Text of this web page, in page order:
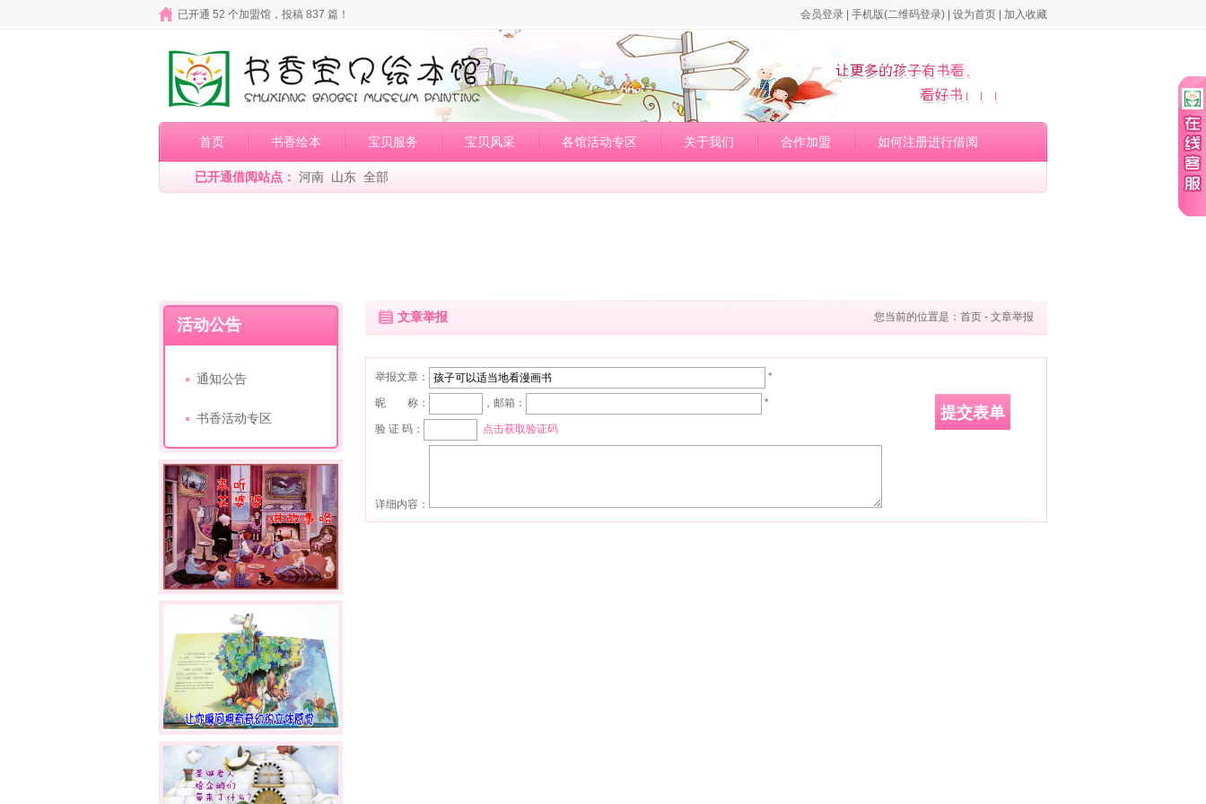
会员登录 手机版(二维码登录) 设为首页 加入收藏
已开通 52 个加盟馆，投稿 837 篇！
首页 书香绘本 宝贝服务 宝贝风采 各馆活动专区 关于我们 合作加盟 如何注册进行借阅
已开通借阅站点： 河南 山东 全部
活动公告
通知公告
书香活动专区
您当前的位置是： 首页 - 文章举报
文章举报
举报文章： *
昵 称： ，邮箱： *
验 证 码： 点击获取验证码
详细内容：